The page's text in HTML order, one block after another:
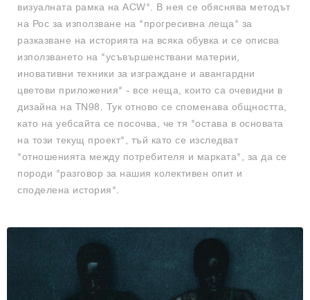
визуалната рамка на ACW". В нея се обяснява методът
на Рос за използване на "прогресивна леща" за
разказване на историята на всяка обувка и се описва
използването на "усъвършенствани материи,
иновативни техники за изграждане и авангардни
цветови приложения" - все неща, които са очевидни в
дизайна на TN98. Тук отново се споменава общността,
като на уебсайта се посочва, че тя "остава в основата
на този текущ проект", тъй като се изследват
"отношенията между потребителя и марката", за да се
породи "разговор за нашия колективен опит и
споделена история".